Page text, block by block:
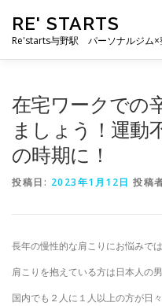
RE' STARTS
Re'starts与野駅 パーソナルジム×
ブログ よくあるご質問
在宅ワークでの
ましょう！運動
の時期に！
投稿日: 2023年1月12日 投稿
長年の慢性的な肩こりにお悩みで
肩こりを抱えている方は日本人の
国内でも２人に１人以上の方が日